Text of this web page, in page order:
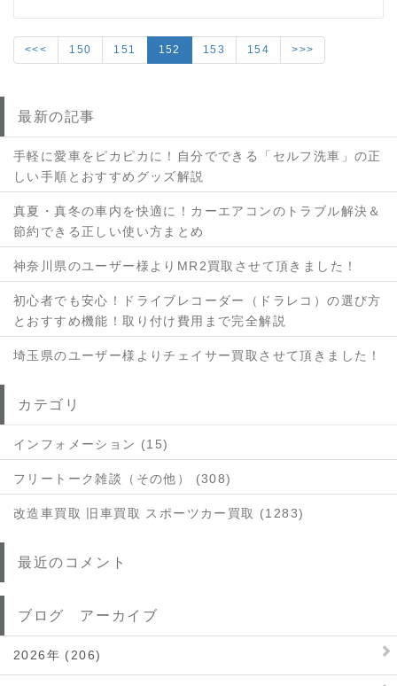
<<< 150 151 152 153 154 >>>
最新の記事
手軽に愛車をピカピカに！自分でできる「セルフ洗車」の正
しい手順とおすすめグッズ解説
真夏・真冬の車内を快適に！カーエアコンのトラブル解決＆
節約できる正しい使い方まとめ
神奈川県のユーザー様よりMR2買取させて頂きました！
初心者でも安心！ドライブレコーダー（ドラレコ）の選び方
とおすすめ機能！取り付け費用まで完全解説
埼玉県のユーザー様よりチェイサー買取させて頂きました！
カテゴリ
インフォメーション (15)
フリートーク雑談（その他） (308)
改造車買取 旧車買取 スポーツカー買取 (1283)
最近のコメント
ブログ アーカイブ
2026年 (206)